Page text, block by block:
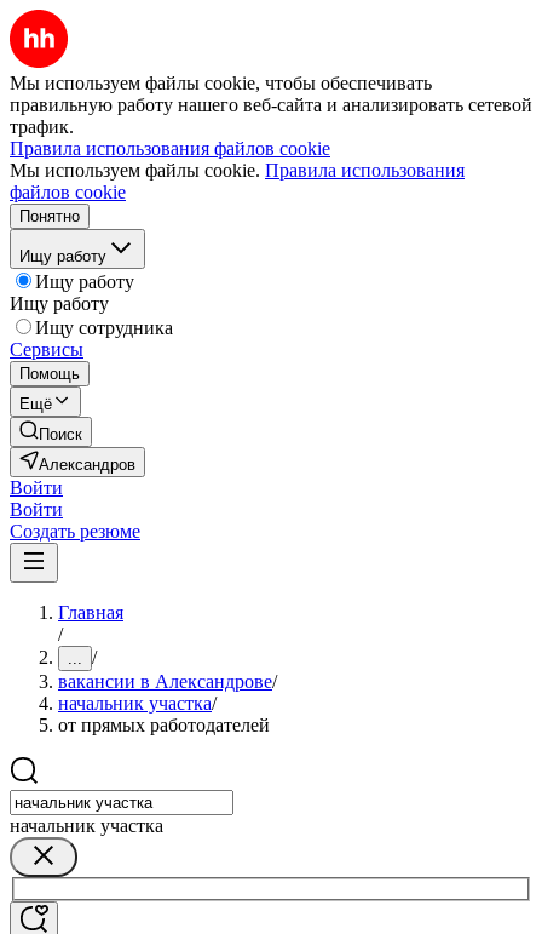
Мы используем файлы cookie, чтобы обеспечивать
правильную работу нашего веб-сайта и анализировать сетевой
трафик.
Правила использования файлов cookie
Мы используем файлы cookie. Правила использования
файлов cookie
Понятно
Ищу работу
Ищу работу
Ищу работу
Ищу сотрудника
Сервисы
Помощь
Ещё
Поиск
Александров
Войти
Войти
Создать резюме
Главная
/
... /
вакансии в Александрове/
начальник участка/
от прямых работодателей
начальник участка